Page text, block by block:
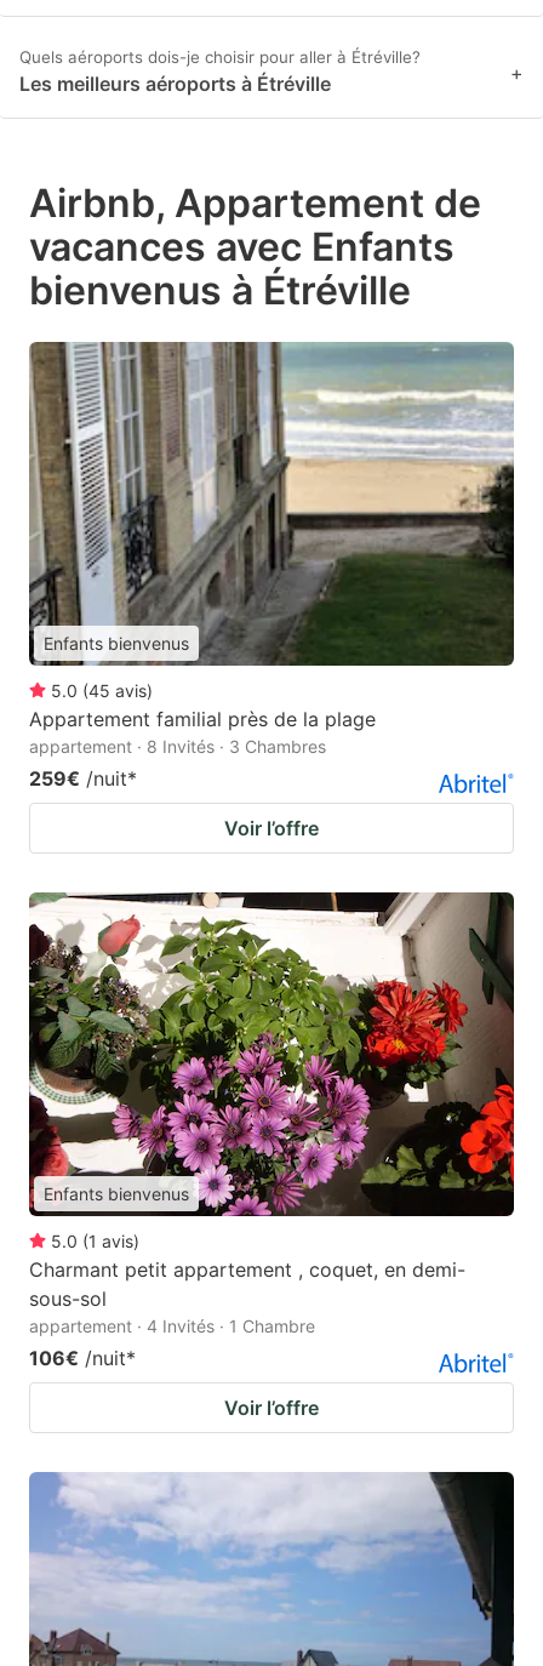
Quels aéroports dois-je choisir pour aller à Étréville?
Les meilleurs aéroports à Étréville +
Airbnb, Appartement de
vacances avec Enfants
bienvenus à Étréville
Enfants bienvenus
5.0 (45 avis)
Appartement familial près de la plage
appartement · 8 Invités · 3 Chambres
259€ /nuit*
Voir l’offre
Enfants bienvenus
5.0 (1 avis)
Charmant petit appartement , coquet, en demi-
sous-sol
appartement · 4 Invités · 1 Chambre
106€ /nuit*
Voir l’offre